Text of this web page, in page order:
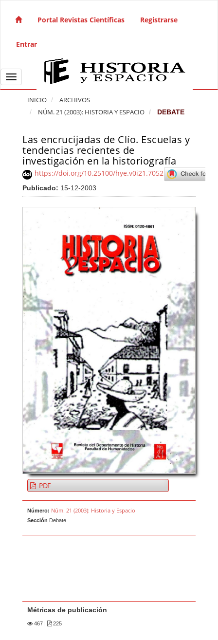
Navegación principal
Barra lateral
Portal Revistas Científicas Registrarse
Entrar
Toggle navigation
INICIO
ARCHIVOS
NÚM. 21 (2003): HISTORIA Y ESPACIO
DEBATE
Las encrucijadas de Clío. Escuelas y
tendencias recientes de
investigación en la historiografía
https://doi.org/10.25100/hye.v0i21.7052
Publicado: 15-12-2003
Barra lateral del artículo
PDF
Número: Núm. 21 (2003): Historia y Espacio
Sección Debate
Métricas de publicación
467 | 225